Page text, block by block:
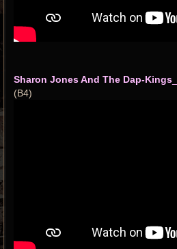
Sharon Jones And The Dap-Kings
(B4)